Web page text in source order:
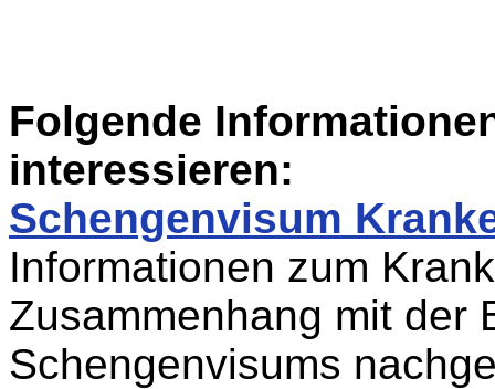
Folgende
interessieren:
Schengenvisum
Informationen zum
Zusammenhang mit der
Schengenvisums